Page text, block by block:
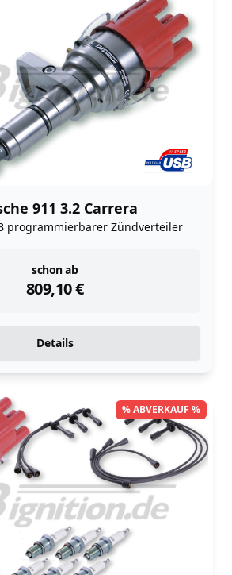
911 3.2 Carrera
programmierbarer Zündverteiler
schon ab
809,10€
instock
Details
% ABVERKAUF %